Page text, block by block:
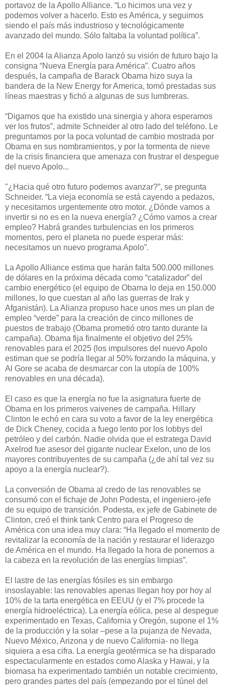
portavoz de la Apollo Alliance. “Lo hicimos una vez y
podemos volver a hacerlo. Esto es América, y seguimos
siendo el país más industrioso y tecnológicamente
avanzado del mundo. Sólo faltaba la voluntad política”.
En el 2004 la Alianza Apolo lanzó su visión de futuro bajo la
consigna “Nueva Energía para América”. Cuatro años
después, la campaña de Barack Obama hizo suya la
bandera de la New Energy for America, tomó prestadas sus
líneas maestras y fichó a algunas de sus lumbreras.
“Digamos que ha existido una sinergia y ahora esperamos
ver los frutos”, admite Schneider al otro lado del teléfono. Le
preguntamos por la poca voluntad de cambio mostrada por
Obama en sus nombramientos, y por la tormenta de nieve
de la crisis financiera que amenaza con frustrar el despegue
del nuevo Apolo...
"¿Hacia qué otro futuro podemos avanzar?”, se pregunta
Schneider. “La vieja economía se está cayendo a pedazos,
y necesitamos urgentemente otro motor. ¿Dónde vamos a
invertir si no es en la nueva energía? ¿Cómo vamos a crear
empleo? Habrá grandes turbulencias en los primeros
momentos, pero el planeta no puede esperar más:
necesitamos un nuevo programa Apolo”.
La Apollo Alliance estima que harán falta 500.000 millones
de dólares en la próxima década como “catalizador” del
cambio energético (el equipo de Obama lo deja en 150.000
millones, lo que cuestan al año las guerras de Irak y
Afganistán). La Alianza propuso hace unos mes un plan de
empleo “verde” para la creación de cinco millones de
puestos de trabajo (Obama prometió otro tanto durante la
campaña). Obama fija finalmente el objetivo del 25%
renovables para el 2025 (los impulsores del nuevo Apolo
estiman que se podría llegar al 50% forzando la máquina, y
Al Gore se acaba de desmarcar con la utopía de 100%
renovables en una década).
El caso es que la energía no fue la asignatura fuerte de
Obama en los primeros vaivenes de campaña. Hillary
Clinton le echó en cara su voto a favor de la ley energética
de Dick Cheney, cocida a fuego lento por los lobbys del
petróleo y del carbón. Nadie olvida que el estratega David
Axelrod fue asesor del gigante nuclear Exelon, uno de los
mayores contribuyentes de su campaña (¿de ahí tal vez su
apoyo a la energía nuclear?).
La conversión de Obama al credo de las renovables se
consumó con el fichaje de John Podesta, el ingeniero-jefe
de su equipo de transición. Podesta, ex jefe de Gabinete de
Clinton, creó el think tank Centro para el Progreso de
América con una idea muy clara: “Ha llegado el momento de
revitalizar la economía de la nación y restaurar el liderazgo
de América en el mundo. Ha llegado la hora de ponernos a
la cabeza en la revolución de las energías limpias”.
El lastre de las energías fósiles es sin embargo
insoslayable: las renovables apenas llegan hoy por hoy al
10% de la tarta energética en EEUU (y el 7% procede la
energía hidroeléctrica). La energía eólica, pese al despegue
experimentado en Texas, California y Oregón, supone el 1%
de la producción y la solar –pese a la pujanza de Nevada,
Nuevo México, Arizona y de nuevo California- no llega
siquiera a esa cifra. La energía geotérmica se ha disparado
espectacularmente en estados como Alaska y Hawai, y la
biomasa ha experimentado también un notable crecimiento,
pero grandes partes del país (empezando por el túnel del